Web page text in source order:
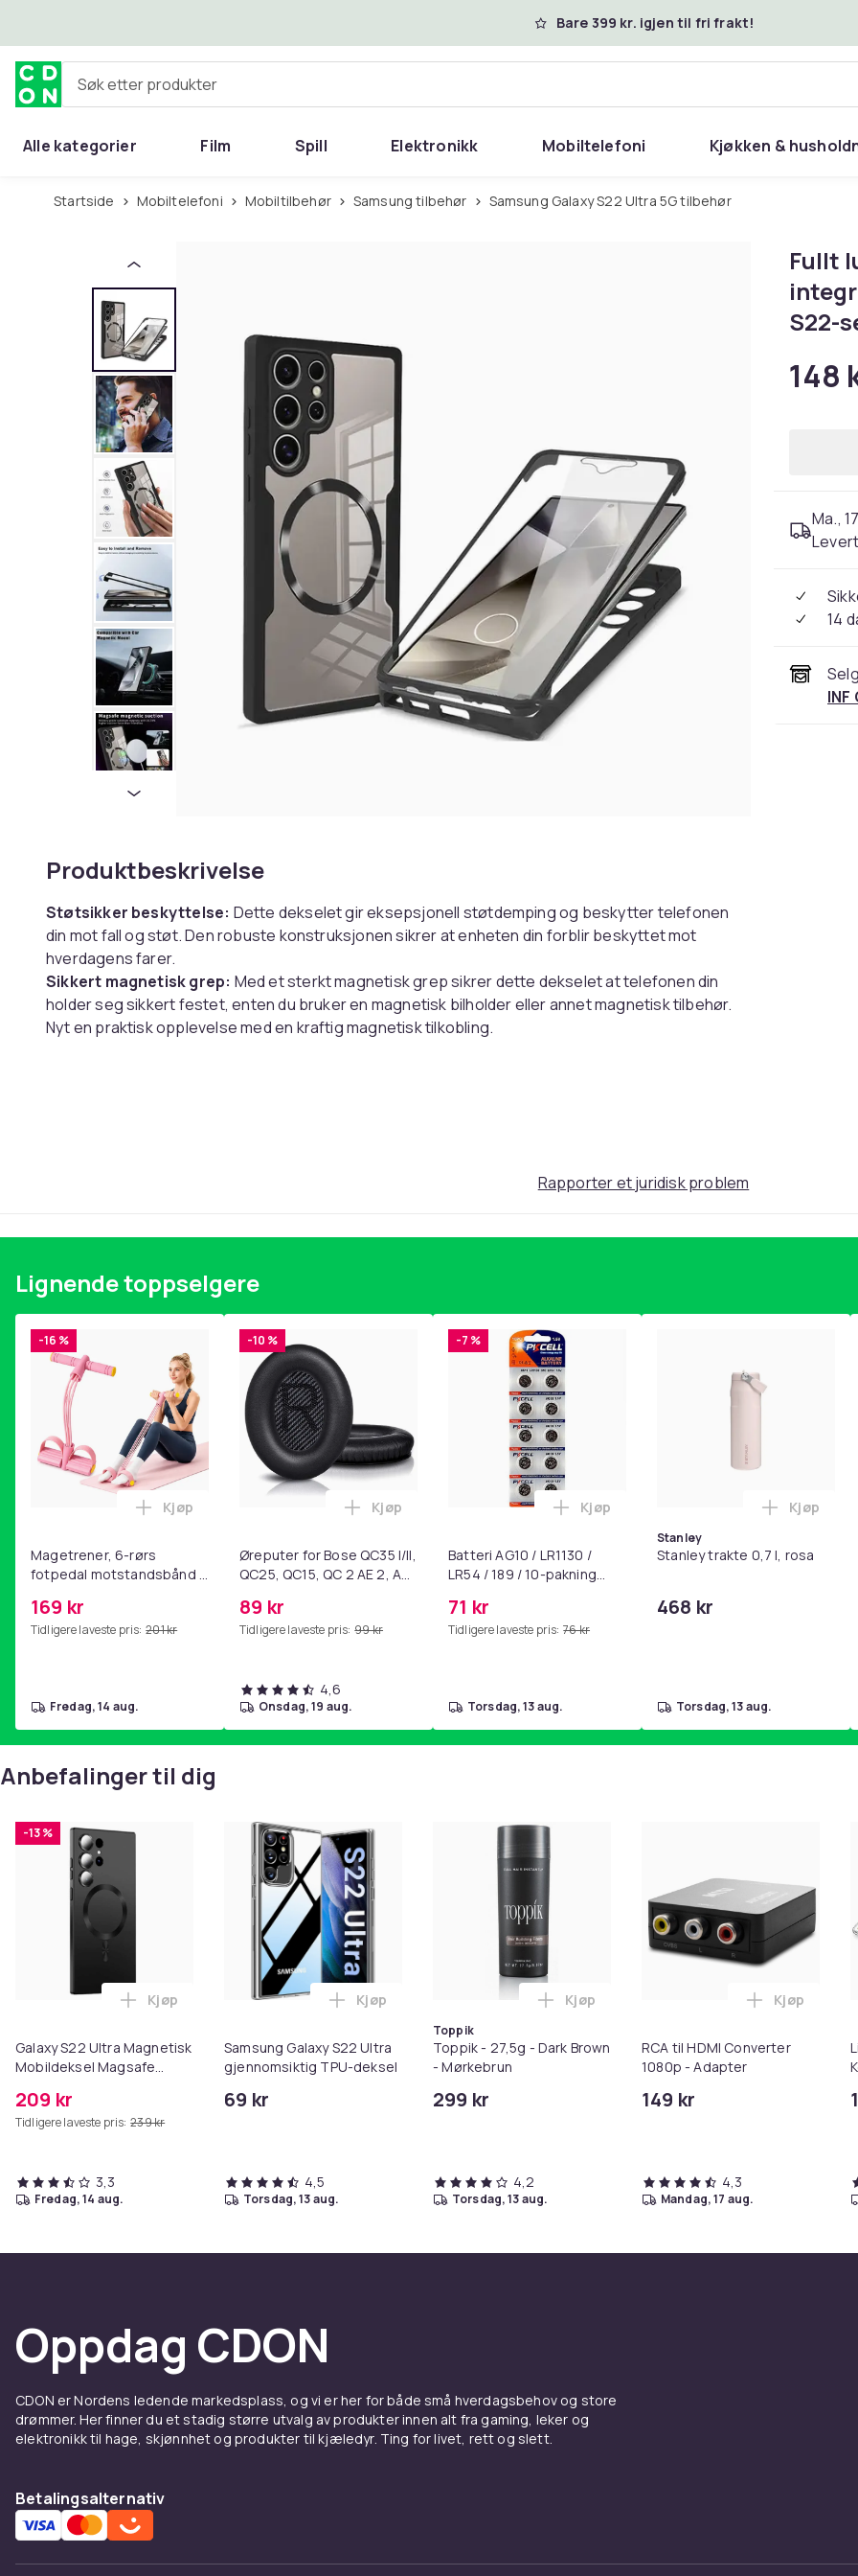
Bare 399 kr. igjen til fri frakt!
Søk etter produkter
Alle kategorier Film Spill Elektronikk Mobiltelefoni Kjøkken &
Startside Mobiltelefoni Mobiltilbehør Samsung tilbehør Samsung Galaxy S22 Ultra 5G tilbehør
Produktbeskrivelse
Støtsikker beskyttelse: Dette dekselet gir eksepsjonell støtdemping og beskytter telefonen
din mot fall og støt. Den robuste konstruksjonen sikrer at enheten din forblir beskyttet mot
hverdagens farer.
Sikkert magnetisk grep: Med et sterkt magnetisk grep sikrer dette dekselet at telefonen din
holder seg sikkert festet, enten du bruker en magnetisk bilholder eller annet magnetisk tilbehør.
Nyt en praktisk opplevelse med en kraftig magnetisk tilkobling.
Samsung S22 Plus: 16,3x8,2x1 cm
Materiale: PET+TPU+Akryl
Pakken inneholder:
Telefondeksel x 1
Vekt, gram
Artikkel nr.
3fbcc914-cfe4-5894-9116-56821d9df9cb
Produktsikkerhetsinformasjon
Fullt
S22-
148
Ma.,
14
INF
Rapporter et juridisk problem
Lignende toppselgere
-16 %
Magetrener, 6-rørs
fotpedal motstandsbånd -
yoga og
hjemmegymnastikk Pink
169 kr
Tidligere laveste pris: 201 kr
Legg Magetrener, 6-rørs fotpedal motstandsbånd - mage- og kjernetrening, yoga og
Kjøp
fredag, 14 aug.
-10 %
Øreputer for Bose QC35 I/II,
QC25, QC15, QC 2 AE 2, AE
SoundLink Black
89 kr
Tidligere laveste pris: 99 kr
Legg Øreputer for Bose QC35 I/II, QC25, QC15, QC 2 AE 2, AE 2i, AE 2w,
Kjøp
4,6
onsdag, 19 aug.
-7 %
Batteri AG10 / LR1130 /
LR54 / 189 / 10-pakning
71 kr
Tidligere laveste pris: 76 kr
Legg Batteri AG10 / LR1130 / LR54 / 189
Kjøp
torsdag, 13 aug.
Stanley
Stanley trakte 0,7 l, rosa
468 kr
Legg
Kjøp
torsdag, 13 aug.
Anbefalinger til dig
-13 %
Galaxy S22 Ultra Magnetisk
Mobildeksel Magsafe
209 kr
Tidligere laveste pris: 239 kr
Legg Galaxy S22 Ultra Magnetisk Mobildeksel Magsafe Kompatibelt Svart i handlekurven
Kjøp
3,3
fredag, 14 aug.
Samsung Galaxy S22 Ultra
gjennomsiktig TPU-deksel
69 kr
Legg Samsung Galaxy S22 Ultra gjennomsiktig TPU-deksel i handlekurven
Kjøp
4,5
torsdag, 13 aug.
Toppik
Toppik - 27,5g - Dark Brown
- Mørkebrun
299 kr
Legg Toppik - 27,5g - Dark Brown -
Kjøp
4,2
torsdag, 13 aug.
RCA til HDMI Converter
1080p - Adapter
149 kr
Legg RCA
Kjøp
4,3
mandag, 17 aug.
Oppdag CDON
CDON er Nordens ledende markedsplass, og vi er her for både små hverdagsbehov og store
drømmer. Her finner du et stadig større utvalg av produkter innen alt fra gaming, leker og
elektronikk til hage, skjønnhet og produkter til kjæledyr. Ting for livet, rett og slett.
Betalingsalternativ